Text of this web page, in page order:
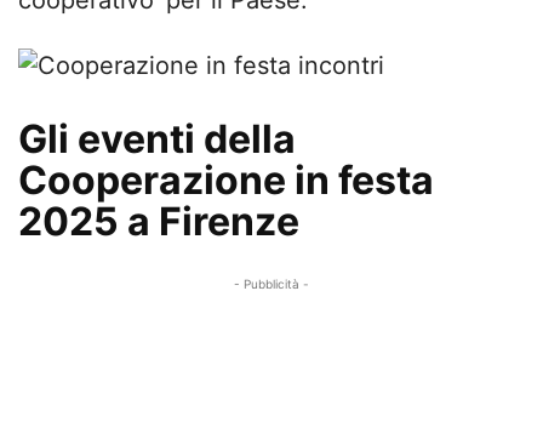
Gli eventi della
Cooperazione in festa
2025 a Firenze
- Pubblicità -